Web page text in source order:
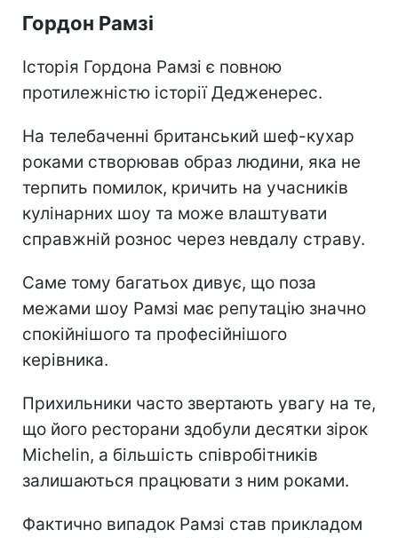
Гордон Рамзі
Історія Гордона Рамзі є повною
протилежністю історії Дедженерес.
На телебаченні британський шеф-кухар
роками створював образ людини, яка не
терпить помилок, кричить на учасників
кулінарних шоу та може влаштувати
справжній рознос через невдалу страву.
Саме тому багатьох дивує, що поза
межами шоу Рамзі має репутацію значно
спокійнішого та професійнішого
керівника.
Прихильники часто звертають увагу на те,
що його ресторани здобули десятки зірок
Michelin, а більшість співробітників
залишаються працювати з ним роками.
Фактично випадок Рамзі став прикладом